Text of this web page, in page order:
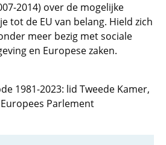
2014) over de mogelijke
tot de EU van belang. Hield zich
meer bezig met sociale
en Europese zaken.
1981-2023: lid Tweede Kamer,
Parlement